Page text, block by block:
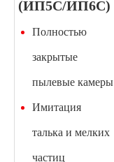
(ИП5С/ИП6С)
Полностью
закрытые
пылевые камеры
Имитация
талька и мелких
частиц